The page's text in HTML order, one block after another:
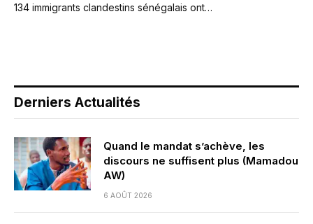
134 immigrants clandestins sénégalais ont…
Derniers Actualités
Quand le mandat s’achève, les
discours ne suffisent plus (Mamadou
AW)
6 AOÛT 2026